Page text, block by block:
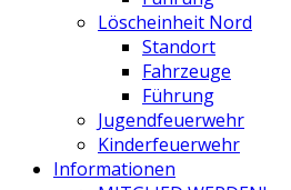
Löscheinheit Nord
Standort
Fahrzeuge
Führung
Jugendfeuerwehr
Kinderfeuerwehr
Informationen